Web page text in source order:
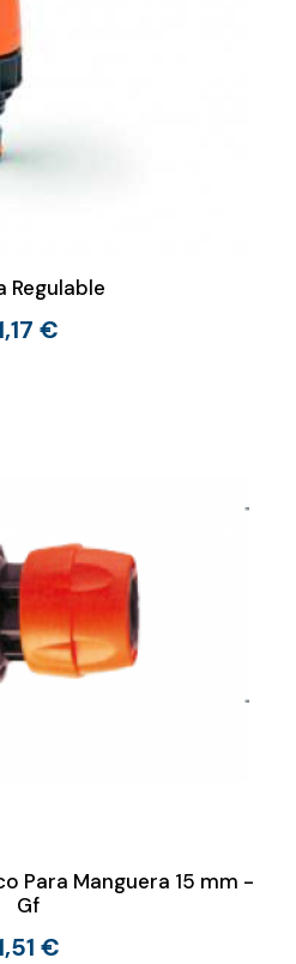
Regulable
€
Para Manguera 15 mm -
Gf
€